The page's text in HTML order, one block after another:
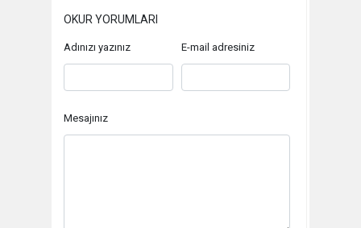
OKUR YORUMLARI
Adınızı yazınız E-mail adresiniz
Mesajınız